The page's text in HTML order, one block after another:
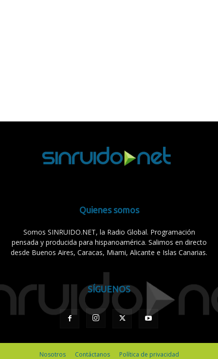
Quienes somos
Somos SINRUIDO.NET, la Radio Global. Programación
pensada y producida para hispanoamérica. Salimos en directo
desde Buenos Aires, Caracas, Miami, Alicante e Islas Canarias.
SÍGUENOS
Nosotros Contáctanos Política de privacidad